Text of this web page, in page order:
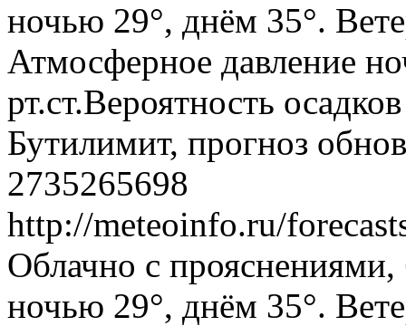
ночью 29°, днём 35°.
Атмосферное давление
рт.ст.Вероятность
Бутилимит, прогноз
2735265698
http://meteoinfo.ru/
Облачно с прояснениями,
ночью 29°, днём 35°.